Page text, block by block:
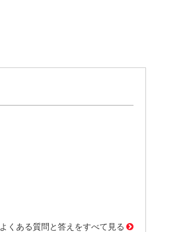
よくある質問と答えをすべて見る